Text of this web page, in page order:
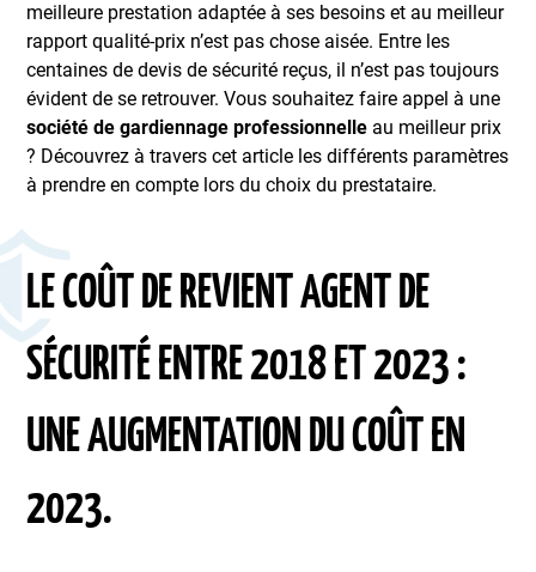
meilleure prestation adaptée à ses besoins et au meilleur
rapport qualité-prix n’est pas chose aisée. Entre les
centaines de devis de sécurité reçus, il n’est pas toujours
évident de se retrouver. Vous souhaitez faire appel à une
société de gardiennage professionnelle au meilleur prix
? Découvrez à travers cet article les différents paramètres
à prendre en compte lors du choix du prestataire.
LE COÛT DE REVIENT AGENT DE
SÉCURITÉ ENTRE 2018 ET 2023 :
UNE AUGMENTATION DU COÛT EN
2023.